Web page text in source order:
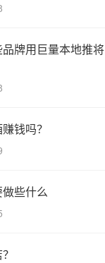
牌用巨量本地推将
钱吗？
些什么